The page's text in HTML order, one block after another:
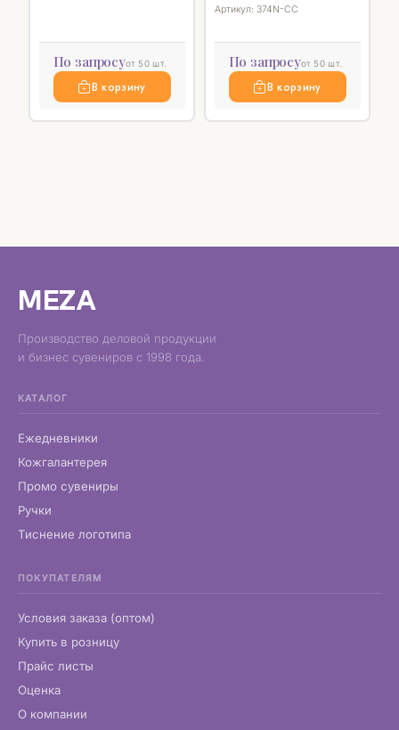
По запросуот 50 шт.
В корзину
Артикул: 374N-CC
По запросуот 50 шт.
В корзину
MEZA
Производство деловой продукции
и бизнес сувениров с 1998 года.
КАТАЛОГ
Ежедневники
Кожгалантерея
Промо сувениры
Ручки
Тиснение логотипа
ПОКУПАТЕЛЯМ
Условия заказа (оптом)
Купить в розницу
Прайс листы
Оценка
О компании